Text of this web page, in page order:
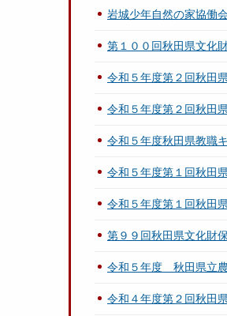
岩城少年自然の家協働
第１００回秋田県文化
令和５年度第２回秋田
令和５年度第２回秋田
令和５年度秋田県教職
令和５年度第１回秋田
令和５年度第１回秋田
第９９回秋田県文化財
令和５年度 秋田県立
令和４年度第２回秋田